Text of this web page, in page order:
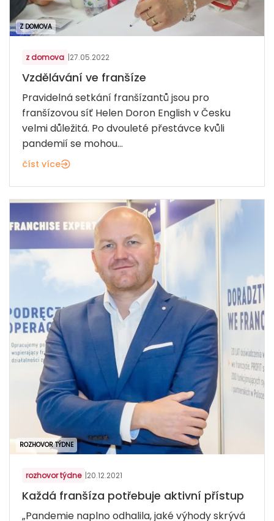
Z DOMOVA
z domova |27.05.2022
Vzdělávání ve franšíze
Pravidelná setkání franšízantů jsou pro
franšízovou síť Helen Doron English v Česku
velmi důležitá. Po dvouleté přestávce kvůli
pandemií se mohou...
číst více
ROZHOVOR TÝDNE
rozhovor týdne |20.12.2021
Každá franšíza potřebuje aktivní přístup
„Pandemie naplno odhalila, jaké výhody skrývá